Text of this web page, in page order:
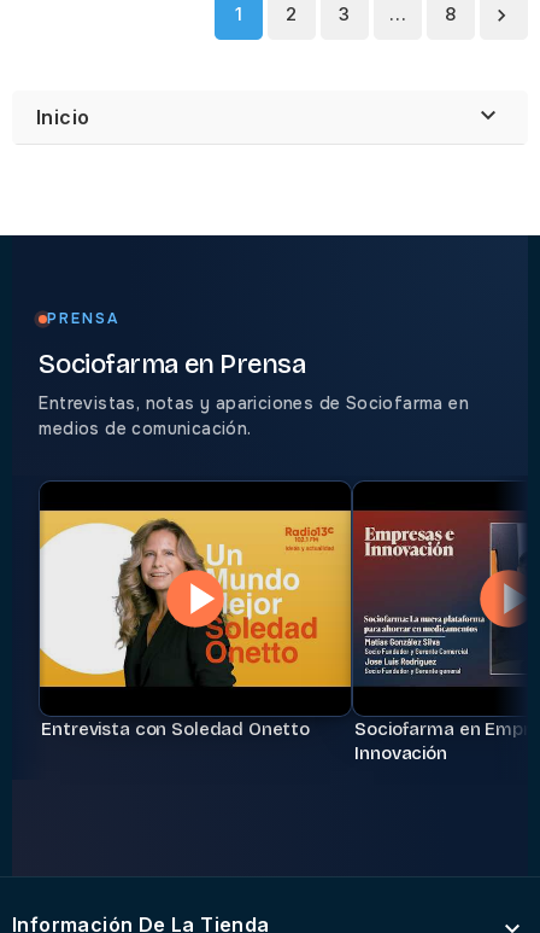
1 2 3 … 8 
Inicio 
PRENSA
Sociofarma en Prensa
Entrevistas, notas y apariciones de Sociofarma en
medios de comunicación.
Entrevista con Soledad Onetto
Sociofarma en
Innovación
Información De La Tienda